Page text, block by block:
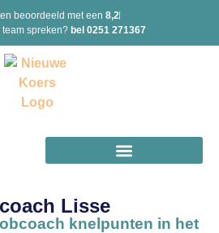
beoordeeld met een 8,2
team spreken? bel 0251 271367
Lisse
knelpunten in het